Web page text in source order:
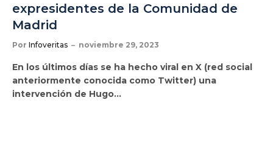
expresidentes de la Comunidad de
Madrid
Por Infoveritas noviembre 29, 2023
En los últimos días se ha hecho viral en X (red social
anteriormente conocida como Twitter) una
intervención de Hugo…